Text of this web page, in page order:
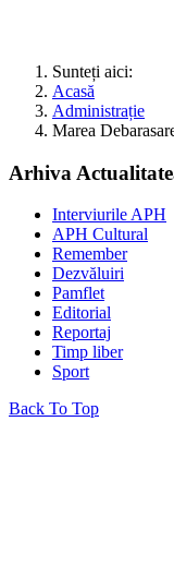
Sunteți aici:
Acasă
Administrație
Marea
Arhiva
Interviurile APH
APH Cultural
Remember
Dezvăluiri
Pamflet
Editorial
Reportaj
Timp liber
Sport
Back To Top